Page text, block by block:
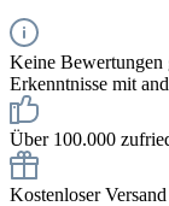
Keine Bewertungen
Erkenntnisse mit
Über 100.000
Kostenloser